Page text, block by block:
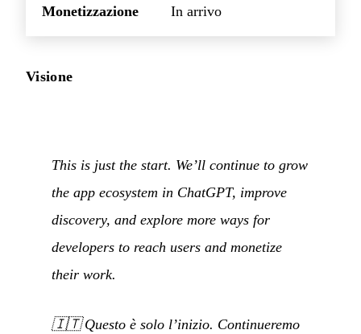
Monetizzazione In arrivo
Visione
This is just the start. We’ll continue to grow
the app ecosystem in ChatGPT, improve
discovery, and explore more ways for
developers to reach users and monetize
their work.
🇮🇹Questo è solo l’inizio. Continueremo